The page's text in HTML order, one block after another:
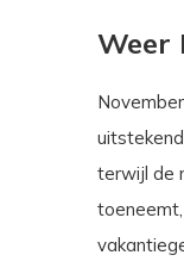
Weer
terwijl de